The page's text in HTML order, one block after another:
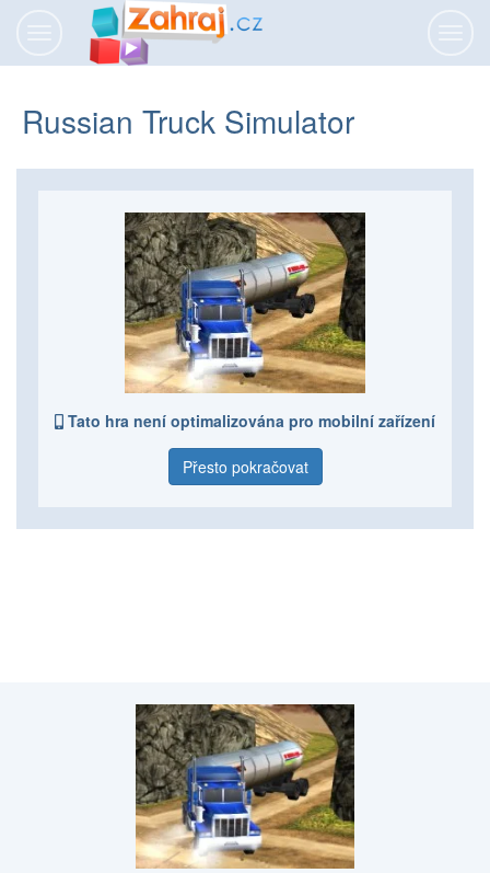
Russian Truck Simulator
Tato hra není optimalizována pro mobilní zařízení
Přesto pokračovat